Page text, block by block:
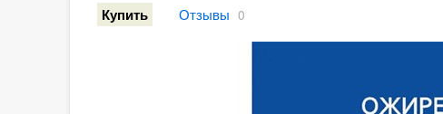
Купить Отзывы 0